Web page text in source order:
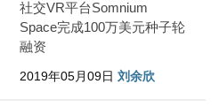
社交VR平台Somnium
Space完成100万美元种子轮
融资
2019年05月09日 刘余欣